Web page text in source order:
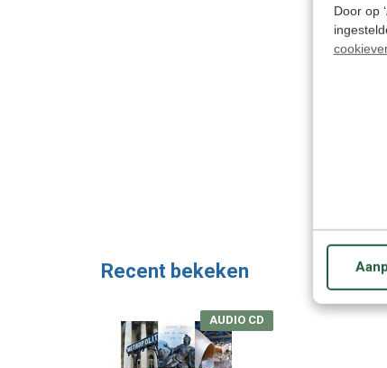
Door op
Recent bekeken
AUDIO CD